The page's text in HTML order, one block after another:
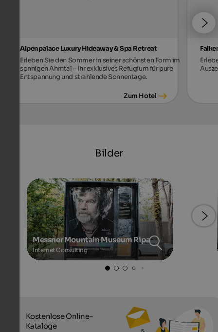
Alpenpalace Luxury Hideaway & Spa Retreat
Erleben Sie den Sommer in seiner schönsten Form im
sonnigen Ahrntal – Ihr exklusives Refugium für pure
Entspannung und strahlende Sonnentage.
Zum Hotel
Bilder
Messner Mountain Museum Ripa
Internet Consulting
Kostenlose Online-
Kataloge